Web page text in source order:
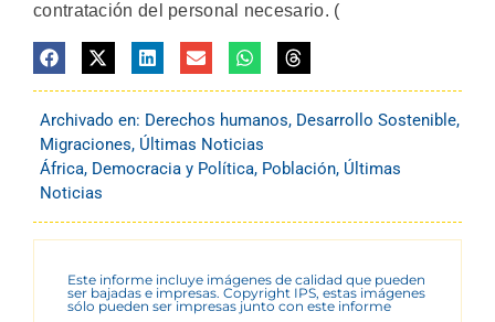
contratación del personal necesario. (
Archivado en: Derechos humanos, Desarrollo Sostenible,
Migraciones, Últimas Noticias
África, Democracia y Política, Población, Últimas
Noticias
Este informe incluye imágenes de calidad que pueden
ser bajadas e impresas. Copyright IPS, estas imágenes
sólo pueden ser impresas junto con este informe